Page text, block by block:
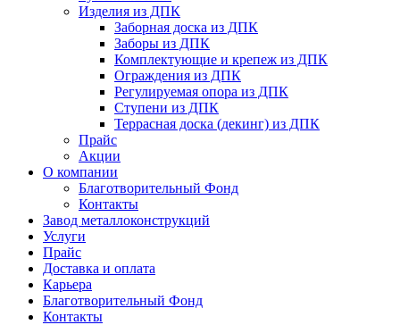
Изделия из ДПК
Заборная доска из ДПК
Заборы из ДПК
Комплектующие и крепеж из ДПК
Ограждения из ДПК
Регулируемая опора из ДПК
Ступени из ДПК
Террасная доска (декинг) из ДПК
Прайс
Акции
О компании
Благотворительный Фонд
Контакты
Завод металлоконструкций
Услуги
Прайс
Доставка и оплата
Карьера
Благотворительный Фонд
Контакты